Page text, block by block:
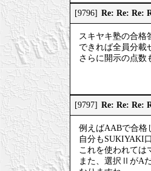
[9796] Re: Re: Re:
スキヤキ塾の合格
できれば全員分載
さらに開示の点数
[9797] Re: Re: Re:
例えばAABで合格
自分もSUKIYAKI
これを使われては
また、選択ⅡがA